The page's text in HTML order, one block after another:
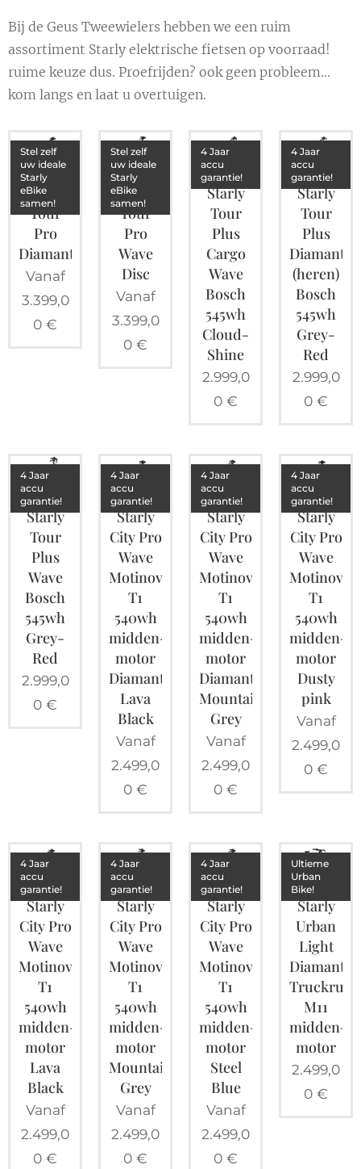
Bij de Geus Tweewielers hebben we een ruim
assortiment Starly elektrische fietsen op voorraad!
ruime keuze dus. Proefrijden? ook geen probleem...
kom langs en laat u overtuigen.
Starly
Tour
Pro
Diamant
Stel zelf
uw ideale
Starly
eBike
samen!
Vanaf
3.399,0
0 €
Starly
Tour
Pro
Wave
Disc
Stel zelf
uw ideale
Starly
eBike
samen!
Vanaf
3.399,0
0 €
Starly
Tour
Plus
Cargo
Wave
Bosch
545wh
Cloud-
Shine
4 Jaar
accu
garantie!
2.999,0
0 €
Starly
Tour
Plus
Diamant
(heren)
Bosch
545wh
Grey-
Red
4 Jaar
accu
garantie!
2.999,0
0 €
Starly
Tour
Plus
Wave
Bosch
545wh
Grey-
Red
4 Jaar
accu
garantie!
2.999,0
0 €
Starly
City Pro
Wave
Motinova
T1
540wh
midden-
motor
Diamant
Lava
Black
4 Jaar
accu
garantie!
Vanaf
2.499,0
0 €
Starly
City Pro
Wave
Motinova
T1
540wh
midden-
motor
Diamant
Mountain
Grey
4 Jaar
accu
garantie!
Vanaf
2.499,0
0 €
Starly
City Pro
Wave
Motinova
T1
540wh
midden-
motor
Dusty
pink
4 Jaar
accu
garantie!
Vanaf
2.499,0
0 €
Starly
City Pro
Wave
Motinova
T1
540wh
midden-
motor
Lava
Black
4 Jaar
accu
garantie!
Vanaf
2.499,0
0 €
Starly
City Pro
Wave
Motinova
T1
540wh
midden-
motor
Mountain
Grey
4 Jaar
accu
garantie!
Vanaf
2.499,0
0 €
Starly
City Pro
Wave
Motinova
T1
540wh
midden-
motor
Steel
Blue
4 Jaar
accu
garantie!
Vanaf
2.499,0
0 €
Starly
Urban
Light
Diamant
Truckrun
M11
midden-
motor
Ultieme
Urban
Bike!
2.499,0
0 €